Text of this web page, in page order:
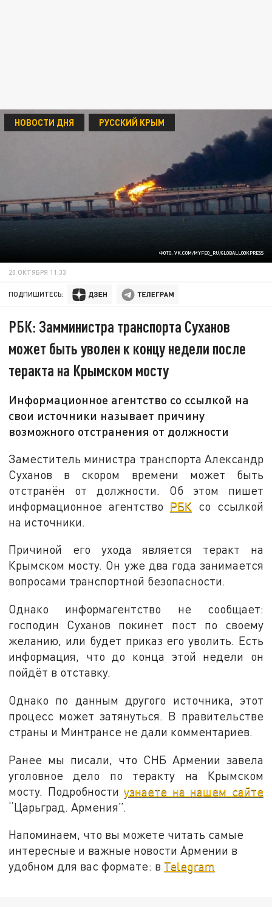
ФОТО: VK.COM/MYFEO_RU/GLOBALLOOKPRESS
НОВОСТИ ДНЯ РУССКИЙ КРЫМ
20 ОКТЯБРЯ 11:33
ПОДПИШИТЕСЬ:
РБК: Замминистра транспорта Суханов
может быть уволен к концу недели после
теракта на Крымском мосту
Информационное агентство со ссылкой на
свои источники называет причину
возможного отстранения от должности
Заместитель министра транспорта Александр
Суханов в скором времени может быть
отстранён от должности. Об этом пишет
информационное агентство РБК со ссылкой
на источники.
Причиной его ухода является теракт на
Крымском мосту. Он уже два года занимается
вопросами транспортной безопасности.
Однако информагентство не сообщает:
господин Суханов покинет пост по своему
желанию, или будет приказ его уволить. Есть
информация, что до конца этой недели он
пойдёт в отставку.
Однако по данным другого источника, этот
процесс может затянуться. В правительстве
страны и Минтрансе не дали комментариев.
Ранее мы писали, что СНБ Армении завела
уголовное дело по теракту на Крымском
мосту. Подробностиузнаете на нашем сайте
“Царьград. Армения”.
Напоминаем, что вы можете читать самые
интересные и важные новости Армении в
удобном для вас формате: в Telegram